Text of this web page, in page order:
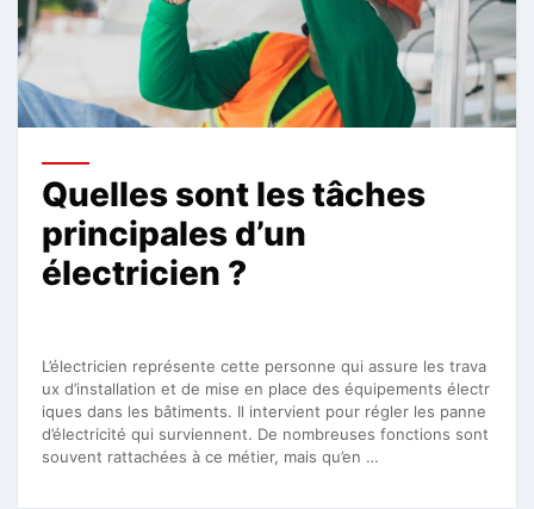
Quelles sont les tâches
principales d’un
électricien ?
L’électricien représente cette personne qui assure les trava
ux d’installation et de mise en place des équipements électr
iques dans les bâtiments. Il intervient pour régler les panne
d’électricité qui surviennent. De nombreuses fonctions sont
souvent rattachées à ce métier, mais qu’en …